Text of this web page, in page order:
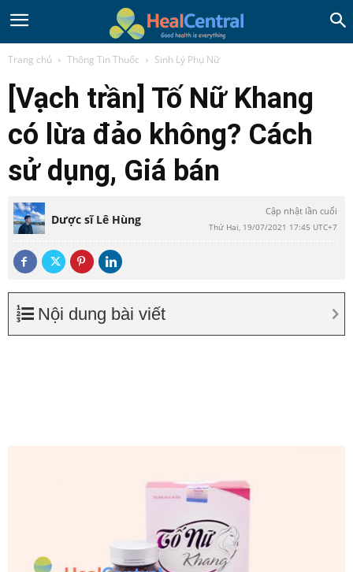
Trang chủ Thông Tin Thuốc Sinh Lý Phụ Nữ
[Vạch trần] Tố Nữ Khang
có lừa đảo không? Cách
sử dụng, Giá bán
Dược sĩ Lê Hùng
Cập nhật lần cuối
Thứ Hai, 19/07/2021 17:45 UTC+7
Nội dung bài viết